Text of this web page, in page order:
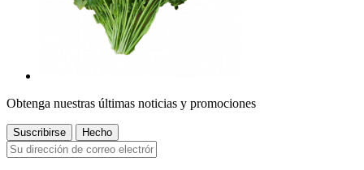
Obtenga nuestras últimas noticias y promociones